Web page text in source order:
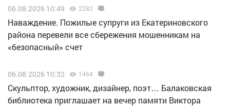
06.08.2026 10:49 2282
Наваждение. Пожилые супруги из Екатериновского
района перевели все сбережения мошенникам на
«безопасный» счет
06.08.2026 10:32 1464
Скульптор, художник, дизайнер, поэт… Балаковская
библиотека приглашает на вечер памяти Виктора